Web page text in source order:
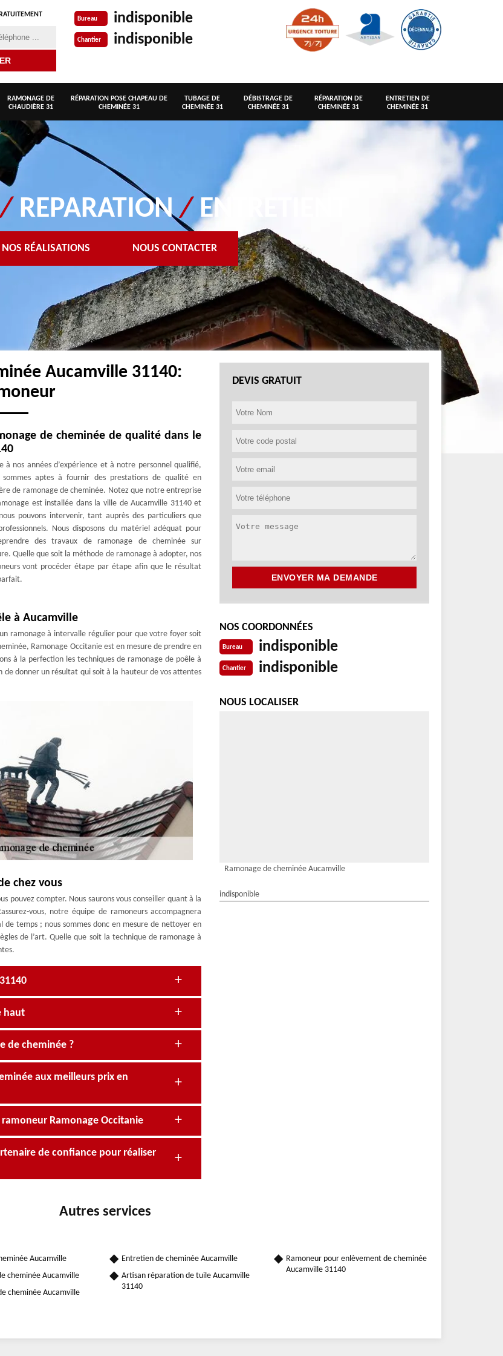
Bureau indisponible
Chantier indisponible
RAMONAGE DE
CHAUDIÈRE 31
RÉPARATION POSE CHAPEAU DE
CHEMINÉE 31
TUBAGE DE
CHEMINÉE 31
DÉBISTRAGE DE
CHEMINÉE 31
RÉPARATION DE
CHEMINÉE 31
ENTRETIEN DE
CHEMINÉE 31
/ REPARATION/ ENTRETIENT
RÉALISATIONS NOUS CONTACTER
Aucamville 31140:
de cheminée de qualité dans le
à nos années d’expérience et à notre personnel qualifié,
sommes aptes à fournir des prestations de qualité en
de ramonage de cheminée. Notez que notre entreprise
est installée dans la ville de Aucamville 31140 et
pouvons intervenir, tant auprès des particuliers que
Nous disposons du matériel adéquat pour
des travaux de ramonage de cheminée sur
Quelle que soit la méthode de ramonage à adopter, nos
vont procéder étape par étape afin que le résultat
à Aucamville
un ramonage à intervalle régulier pour que votre foyer soit
Ramonage Occitanie est en mesure de prendre en
à la perfection les techniques de ramonage de poêle à
de donner un résultat qui soit à la hauteur de vos attentes
chez vous
pouvez compter. Nous saurons vous conseiller quant à la
vous, notre équipe de ramoneurs accompagnera
temps ; nous sommes donc en mesure de nettoyer en
de l’art. Quelle que soit la technique de ramonage à
haut
de cheminée ?
aux meilleurs prix en
Ramonage Occitanie
de confiance pour réaliser
DEVIS GRATUIT
NOS COORDONNÉES
Bureau indisponible
Chantier indisponible
NOUS LOCALISER
Ramonage de cheminée Aucamville
indisponible
Autres services
Aucamville
cheminée Aucamville
cheminée Aucamville
Entretien de cheminée Aucamville
Artisan réparation de tuile Aucamville
31140
Ramoneur pour enlèvement de cheminée
Aucamville 31140